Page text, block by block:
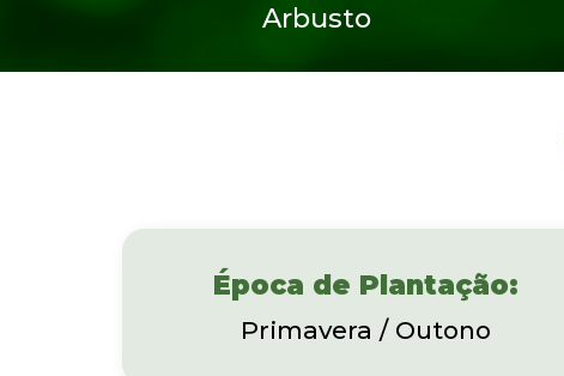
Arbusto
Época de Plantação:
Primavera / Outono